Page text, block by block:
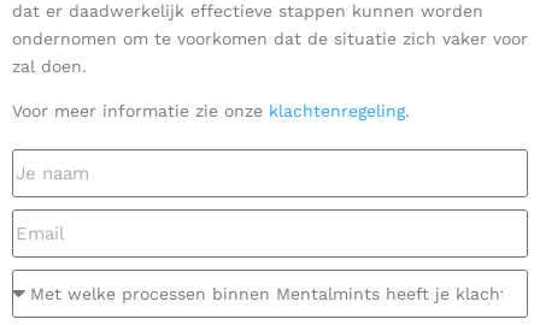
dat er daadwerkelijk effectieve stappen kunnen worden
ondernomen om te voorkomen dat de situatie zich vaker voor
zal doen.
Voor meer informatie zie onze klachtenregeling.